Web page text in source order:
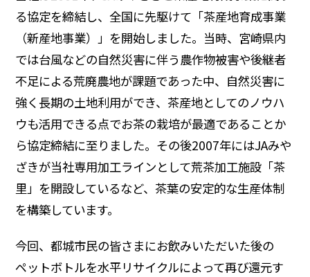
る協定を締結し、全国に先駆けて「茶産地育成事業
（新産地事業）」を開始しました。当時、宮崎県内
では台風などの自然災害に伴う農作物被害や後継者
不足による荒廃農地が課題であった中、自然災害に
強く長期の土地利用ができ、茶産地としてのノウハ
ウも活用できる点でお茶の栽培が最適であることか
ら協定締結に至りました。その後2007年にはJAみや
ざきが当社専用加工ラインとして荒茶加工施設「茶
里」を開設しているなど、茶葉の安定的な生産体制
を構築しています。
今回、都城市民の皆さまにお飲みいただいた後の
ペットボトルを水平リサイクルによって再び還元す